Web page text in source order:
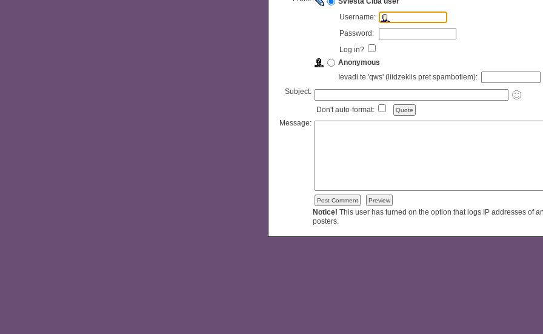
Username:
Password:
Log in?
Anonymous
Ievadi te 'qws' (liidzeklis pret spambotiem):
Subject:
Don't auto-format:
Message:
Notice! This user has turned on the option that logs IP addresses of
posters.